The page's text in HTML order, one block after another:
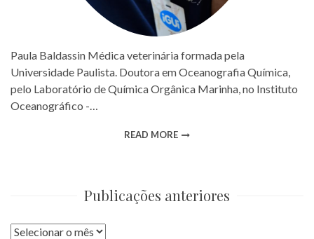
Paula Baldassin Médica veterinária formada pela
Universidade Paulista. Doutora em Oceanografia Química,
pelo Laboratório de Química Orgânica Marinha, no Instituto
Oceanográfico -…
READ MORE
Publicações anteriores
Publicações